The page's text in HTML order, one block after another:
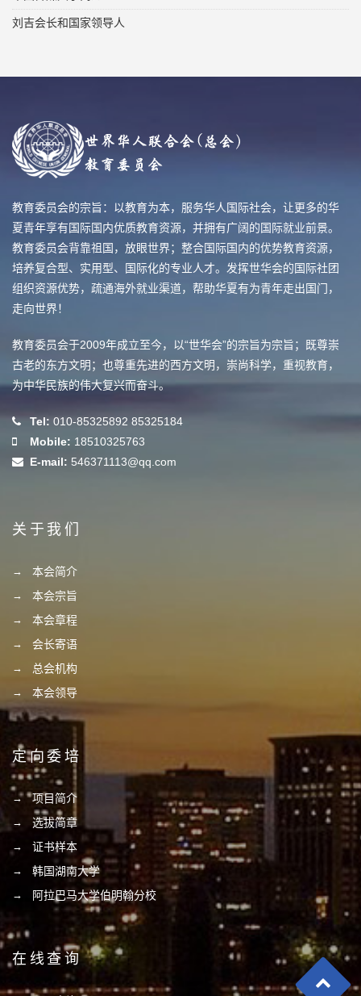
刘吉会长和国家领导人
教育委员会的宗旨：以教育为本，服务华人国际社会，让更多的华
夏青年享有国际国内优质教育资源，并拥有广阔的国际就业前景。
教育委员会背靠祖国，放眼世界；整合国际国内的优势教育资源，
培养复合型、实用型、国际化的专业人才。发挥世华会的国际社团
组织资源优势，疏通海外就业渠道，帮助华夏有为青年走出国门，
走向世界！
教育委员会于2009年成立至今，以“世华会”的宗旨为宗旨；既尊崇
古老的东方文明；也尊重先进的西方文明，崇尚科学，重视教育，
为中华民族的伟大复兴而奋斗。
Tel: 010-85325892 85325184
Mobile: 18510325763
E-mail: 546371113@qq.com
关于我们
本会简介
本会宗旨
本会章程
会长寄语
总会机构
本会领导
定向委培
项目简介
选拔简章
证书样本
韩国湖南大学
阿拉巴马大学伯明翰分校
在线查询